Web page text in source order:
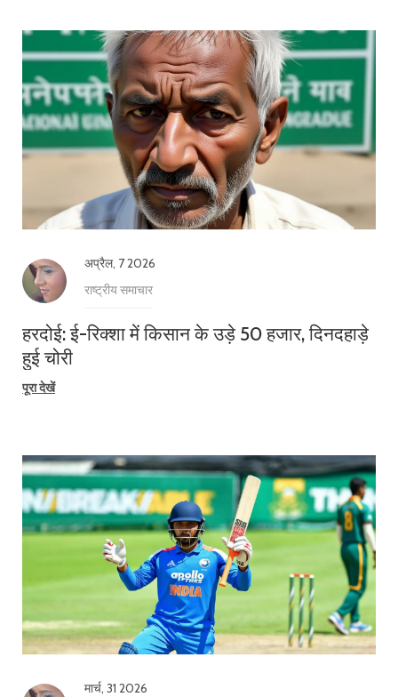
अप्रैल, 7 2026
राष्ट्रीय समाचार
हरदोई: ई-रिक्शा में किसान के उड़े 50 हजार, दिनदहाड़े
हुई चोरी
पूरा देखें
मार्च, 31 2026